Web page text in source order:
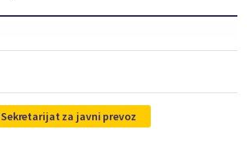
Sekretarijat za javni prevoz